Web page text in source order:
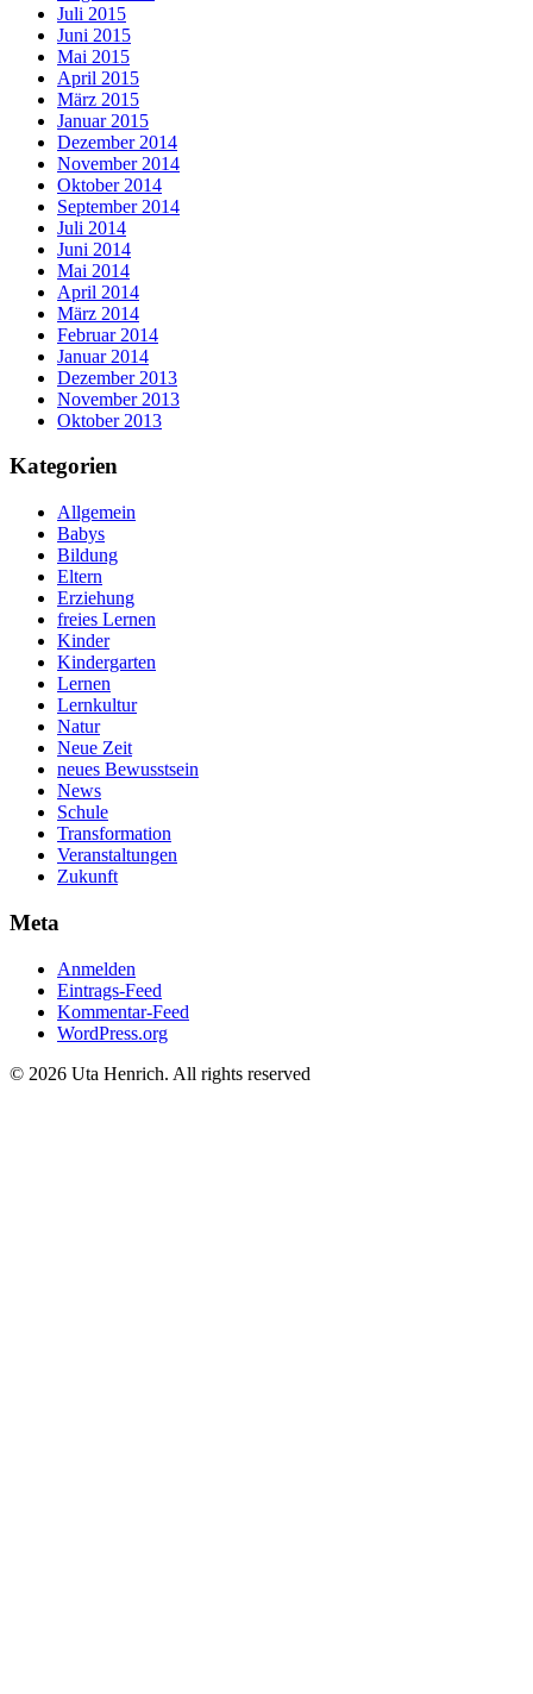
Juli 2015
Juni 2015
Mai 2015
April 2015
März 2015
Januar 2015
Dezember 2014
November 2014
Oktober 2014
September 2014
Juli 2014
Juni 2014
Mai 2014
April 2014
März 2014
Februar 2014
Januar 2014
Dezember 2013
November 2013
Oktober 2013
Kategorien
Allgemein
Babys
Bildung
Eltern
Erziehung
freies Lernen
Kinder
Kindergarten
Lernen
Lernkultur
Natur
Neue Zeit
neues Bewusstsein
News
Schule
Transformation
Veranstaltungen
Zukunft
Meta
Anmelden
Eintrags-Feed
Kommentar-Feed
WordPress.org
© 2026 Uta Henrich. All rights reserved